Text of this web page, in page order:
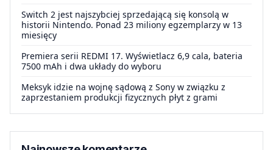
Switch 2 jest najszybciej sprzedającą się konsolą w
historii Nintendo. Ponad 23 miliony egzemplarzy w 13
miesięcy
Premiera serii REDMI 17. Wyświetlacz 6,9 cala, bateria
7500 mAh i dwa układy do wyboru
Meksyk idzie na wojnę sądową z Sony w związku z
zaprzestaniem produkcji fizycznych płyt z grami